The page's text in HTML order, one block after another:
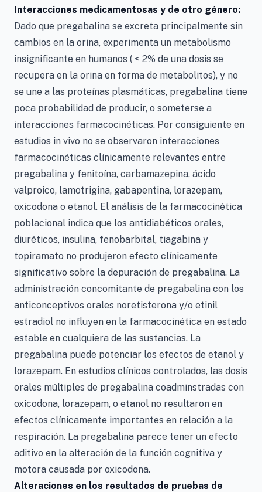
Interacciones medicamentosas y de otro género:
Dado que pregabalina se excreta principalmente sin
cambios en la orina, experimenta un metabolismo
insignificante en humanos ( < 2% de una dosis se
recupera en la orina en forma de metabolitos), y no
se une a las proteínas plasmáticas, pregabalina tiene
poca probabilidad de producir, o someterse a
interacciones farmacocinéticas. Por consiguiente en
estudios in vivo no se observaron interacciones
farmacocinéticas clínicamente relevantes entre
pregabalina y fenitoína, carbamazepina, ácido
valproico, lamotrigina, gabapentina, lorazepam,
oxicodona o etanol. El análisis de la farmacocinética
poblacional indica que los antidiabéticos orales,
diuréticos, insulina, fenobarbital, tiagabina y
topiramato no produjeron efecto clínicamente
significativo sobre la depuración de pregabalina. La
administración concomitante de pregabalina con los
anticonceptivos orales noretisterona y/o etinil
estradiol no influyen en la farmacocinética en estado
estable en cualquiera de las sustancias. La
pregabalina puede potenciar los efectos de etanol y
lorazepam. En estudios clínicos controlados, las dosis
orales múltiples de pregabalina coadminstradas con
oxicodona, lorazepam, o etanol no resultaron en
efectos clínicamente importantes en relación a la
respiración. La pregabalina parece tener un efecto
aditivo en la alteración de la función cognitiva y
motora causada por oxicodona.
Alteraciones en los resultados de pruebas de